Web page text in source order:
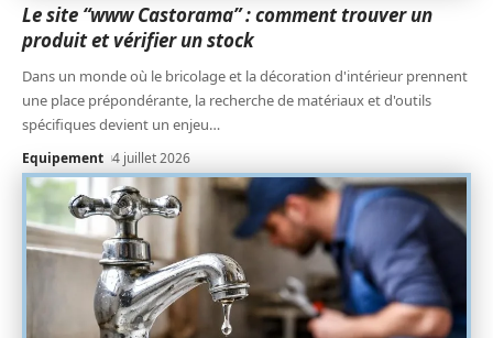
Le site “www Castorama” : comment trouver un
produit et vérifier un stock
Dans un monde où le bricolage et la décoration d'intérieur prennent
une place prépondérante, la recherche de matériaux et d'outils
spécifiques devient un enjeu…
Equipement 4 juillet 2026